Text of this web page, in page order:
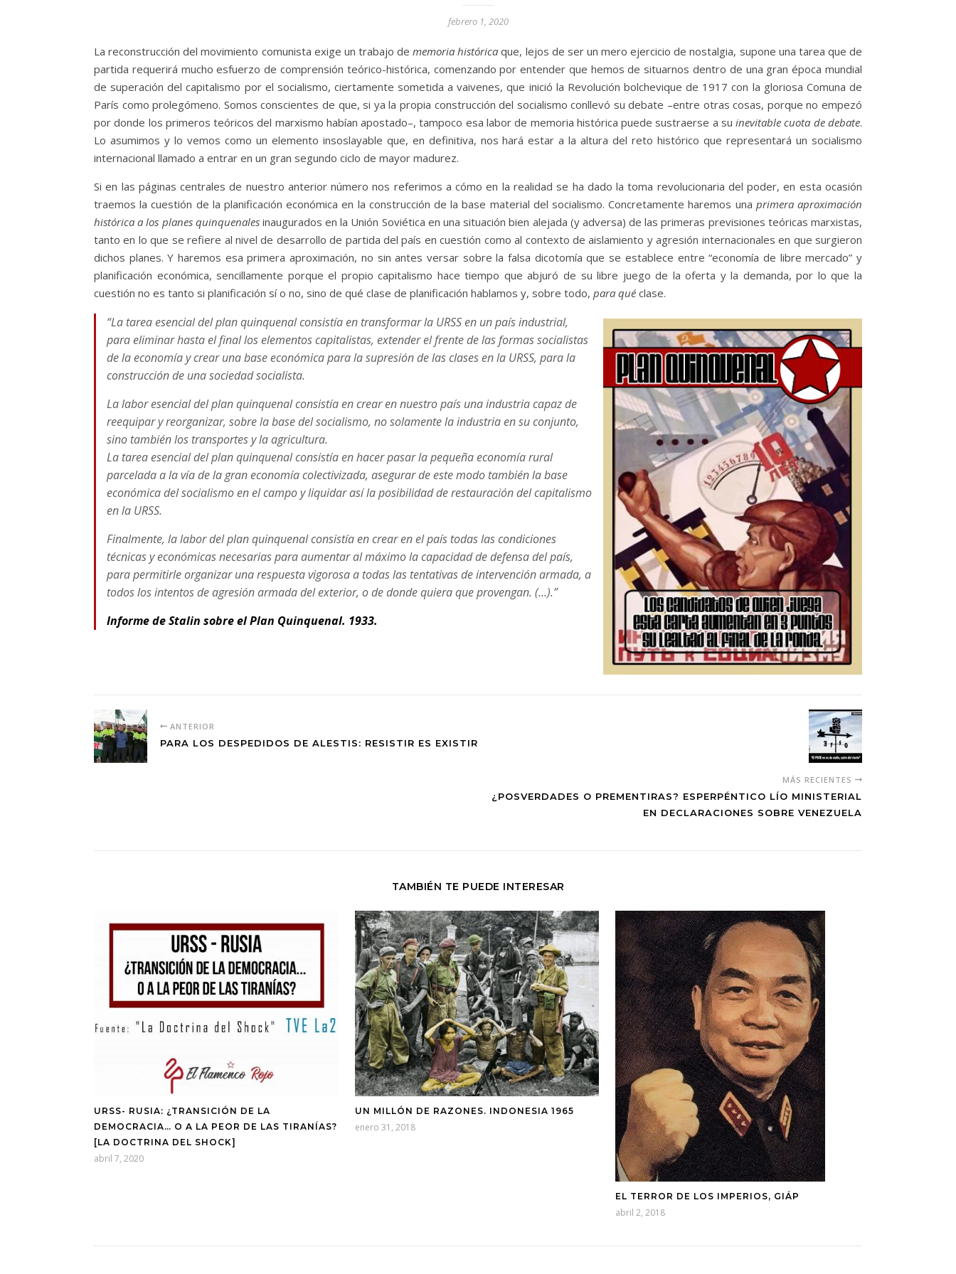
febrero 1, 2020
La reconstrucción del movimiento comunista exige un trabajo dememoria histórica que, lejos de ser un mero ejercicio de nostalgia, supone una tarea que de
partida requerirá mucho esfuerzo de comprensión teórico-histórica, comenzando por entender que hemos de situarnos dentro de una gran época mundial
de superación del capitalismo por el socialismo, ciertamente sometida a vaivenes, que inició la Revolución bolchevique de 1917 con la gloriosa Comuna de
París como prolegómeno. Somos conscientes de que, si ya la propia construcción del socialismo conllevó su debate –entre otras cosas, porque no empezó
por donde los primeros teóricos del marxismo habían apostado–, tampoco esa labor de memoria histórica puede sustraerse a suinevitable cuota de debate.
Lo asumimos y lo vemos como un elemento insoslayable que, en definitiva, nos hará estar a la altura del reto histórico que representará un socialismo
internacional llamado a entrar en un gran segundo ciclo de mayor madurez.
Si en las páginas centrales de nuestro anterior número nos referimos a cómo en la realidad se ha dado la toma revolucionaria del poder, en esta ocasión
traemos la cuestión de la planificación económica en la construcción de la base material del socialismo. Concretamente haremos una primera aproximación
histórica a los planes quinquenales inaugurados en la Unión Soviética en una situación bien alejada (y adversa) de las primeras previsiones teóricas marxistas,
tanto en lo que se refiere al nivel de desarrollo de partida del país en cuestión como al contexto de aislamiento y agresión internacionales en que surgieron
dichos planes. Y haremos esa primera aproximación, no sin antes versar sobre la falsa dicotomía que se establece entre “economía de libre mercado” y
planificación económica, sencillamente porque el propio capitalismo hace tiempo que abjuró de su libre juego de la oferta y la demanda, por lo que la
cuestión no es tanto si planificación sí o no, sino de qué clase de planificación hablamos y, sobre todo, para qué clase.
“La tarea esencial del plan quinquenal consistía en transformar la URSS en un país industrial,
para eliminar hasta el final los elementos capitalistas, extender el frente de las formas socialistas
de la economía y crear una base económica para la supresión de las clases en la URSS, para la
construcción de una sociedad socialista.
La labor esencial del plan quinquenal consistía en crear en nuestro país una industria capaz de
reequipar y reorganizar, sobre la base del socialismo, no solamente la industria en su conjunto,
sino también los transportes y la agricultura.
La tarea esencial del plan quinquenal consistía en hacer pasar la pequeña economía rural
parcelada a la vía de la gran economía colectivizada, asegurar de este modo también la base
económica del socialismo en el campo y liquidar así la posibilidad de restauración del capitalismo
en la URSS.
Finalmente, la labor del plan quinquenal consistía en crear en el país todas las condiciones
técnicas y económicas necesarias para aumentar al máximo la capacidad de defensa del país,
para permitirle organizar una respuesta vigorosa a todas las tentativas de intervención armada, a
todos los intentos de agresión armada del exterior, o de donde quiera que provengan. (…).”
Informe de Stalin sobre el Plan Quinquenal. 1933.
ANTERIOR
PARA LOS DESPEDIDOS DE ALESTIS: RESISTIR ES EXISTIR
MÁS RECIENTES
¿POSVERDADES O PREMENTIRAS? ESPERPÉNTICO LÍO MINISTERIAL
EN DECLARACIONES SOBRE VENEZUELA
TAMBIÉN TE PUEDE INTERESAR
URSS- RUSIA: ¿TRANSICIÓN DE LA
DEMOCRACIA… O A LA PEOR DE LAS TIRANÍAS?
[LA DOCTRINA DEL SHOCK]
abril 7, 2020
UN MILLÓN DE RAZONES. INDONESIA 1965
enero 31, 2018
EL TERROR DE LOS IMPERIOS, GIÁP
abril 2, 2018